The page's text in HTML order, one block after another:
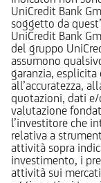
UniCredit Bank
soggetto da
UniCredit Bank
del gruppo
assumono
garanzia,
all’accuratezza,
quotazioni, dati
valutazione
l’investitore che
relativa a
attività sopra
investimento, i
attività sui